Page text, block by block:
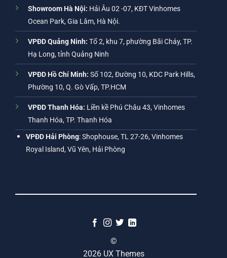
Showroom Hà Nội: Hải Âu 02 -07, KĐT Vinhomes
Ocean Park, Gia Lâm, Hà Nội.
VPĐD Quảng Ninh: Tổ 2, khu 7, phường Bãi Cháy, TP.
Hạ Long, tỉnh Quảng Ninh
VPĐD Hồ Chí Minh: Số 102, Đường 10, KDC Park Hills,
Phường 10, Q. Gò Vấp, TP.HCM
VPĐD Thanh Hóa: Liền kề Phú Châu 43, Vinhomes
Thanh Hóa, TP. Thanh Hóa
VPĐD Hải Phòng: Shophouse, TL 27-26, Vinhomes
Royal Island, Vũ Yên, Hải Phòng
©
2026 UX Themes